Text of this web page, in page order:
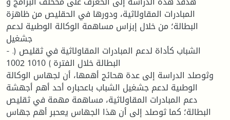
المبادرات المقاولاثية، ودورها في الحقليص من ظاهزة
البطالة؛ من خلال إبزاس مساهمة الوكالة الوطىية لدعم
جشغيل
- .) الشباب كأداة لدعم المبادرات المقاولاثية في ثقليص
البطالة خلال الفترة ) 1010 1002
وثوصلد الدراسة إلى عدة هحائج أهمها، أن لجهاس الوكالة
الوطىية لدعم جشغيل الشباب باعحباره أحد أهم أجهشة
دعم المبادرات المقاولاثية، مساهمة مهمة في ثقليص
البطالة؛ كما ثوصلد إلى أن هذا الجهاس يعحبر أهم جهاس